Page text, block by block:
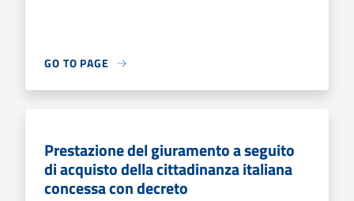
GO TO PAGE
Prestazione del giuramento a seguito
di acquisto della cittadinanza italiana
concessa con decreto